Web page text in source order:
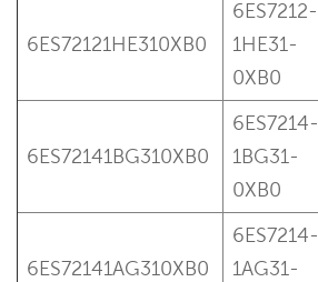
6ES72121HE310XB0
6ES7212-
1HE31-
0XB0
6ES72141BG310XB0
6ES7214-
1BG31-
0XB0
6ES72141AG310XB0
6ES7214-
1AG31-